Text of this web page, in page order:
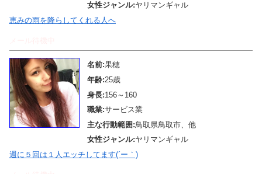
女性ジャンル:ヤリマンギャル
恵みの雨を降らしてくれる人へ
名前:果穂
年齢:25歳
身長:156～160
職業:サービス業
主な行動範囲:鳥取県鳥取市、他
女性ジャンル:ヤリマンギャル
週に５回は１人エッチしてます(´ー｀)